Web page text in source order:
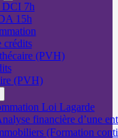
DCI 7h
15h
crédits
(PVH)
(PVH)
Loi Lagarde
financière d’une
(Formation